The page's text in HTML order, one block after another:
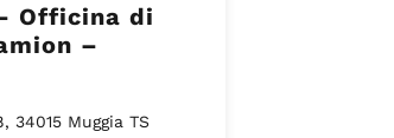
Officina di
–
34015 Muggia TS